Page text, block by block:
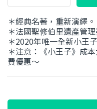
＊經典名著，重新演繹。
＊法國聖修伯里遺產管
＊2020年唯一全新小王
＊注意：《小王子》成
費優惠～